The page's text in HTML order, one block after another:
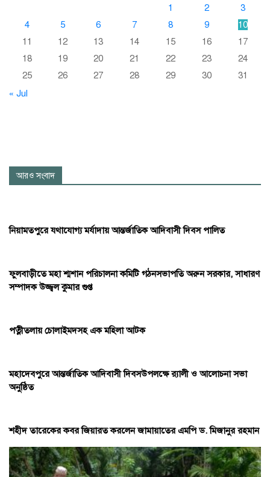
1
2
3
4
5 6 7 8 9
10
11
12 13 14 15 16
17
18
19 20 21 22 23
24
25
26 27 28 29 30
31
« Jul
আরও সংবাদ
নিয়ামতপুরে যথাযোগ্য মর্যাদায় আন্তর্জাতিক আদিবাসী দিবস পালিত
ফুলবাড়ীতে মহা শ্মশান পরিচালনা কমিটি গঠনসভাপতি অরুন সরকার, সাধারণ
সম্পাদক উজ্জ্বল কুমার গুপ্ত
পত্নীতলায় চোলাইমদসহ এক মহিলা আটক
মহাদেবপুরে আন্তর্জাতিক আদিবাসী দিবসউপলক্ষে র‌্যালী ও আলোচনা সভা
অনুষ্ঠিত
শহীদ তারেকের কবর জিয়ারত করলেন জামায়াতের এমপি ড. মিজানুর রহমান